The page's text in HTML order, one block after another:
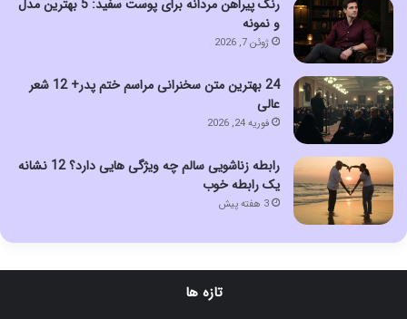
رنگ پیراهن مردانه برای پوست سفید: 5 بهترین مدل
و نمونه
ژوئن 7, 2026
24 بهترین متن سخنرانی مراسم ختم پدر+ 12 شعر
عالی
فوریه 24, 2026
رابطه زناشویی سالم چه ویژگی هایی دارد؟ 12 نشانه
یک رابطه خوب
3 هفته پیش
تازه ها